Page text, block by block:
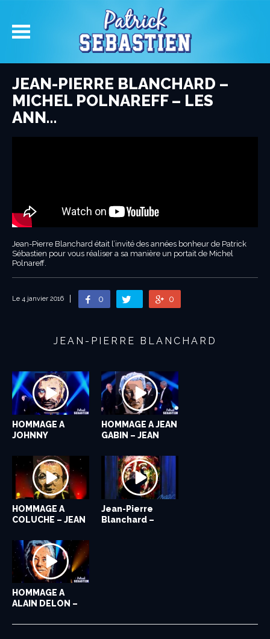
JEAN-PIERRE BLANCHARD –
MICHEL POLNAREFF – LES
ANN…
Jean-Pierre Blanchard était l’invité des années bonheur de Patrick
Sébastien pour vous réaliser a sa manière un portait de Michel
Polnareff.
Le 4 janvier 2016 0 0
JEAN-PIERRE BLANCHARD
HOMMAGE A
JOHNNY
PIERRE...
HOMMAGE A JEAN
GABIN – JEAN
HOMMAGE A
COLUCHE – JEAN
Jean-Pierre
Blanchard –
HOMMAGE A
ALAIN DELON –